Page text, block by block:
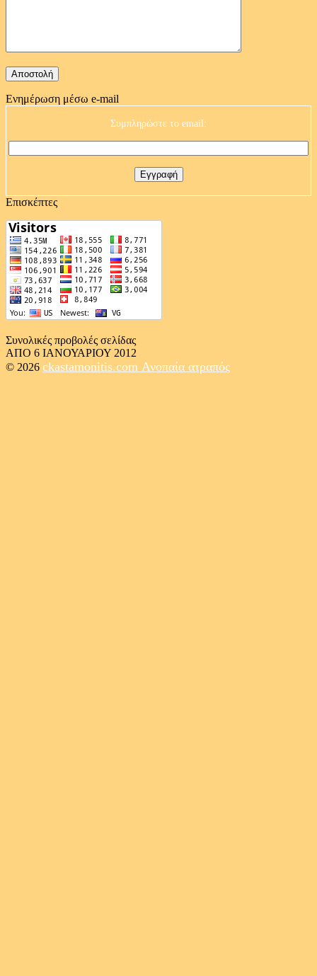
Ενημέρωση μέσω e-mail
Συμπληρώστε το email:
Επισκέπτες
Συνολικές προβολές σελίδας
ΑΠΟ 6 ΙΑΝΟΥΑΡΙΟΥ 2012
© 2026 ckastamonitis.com Ανοπαία ατραπός